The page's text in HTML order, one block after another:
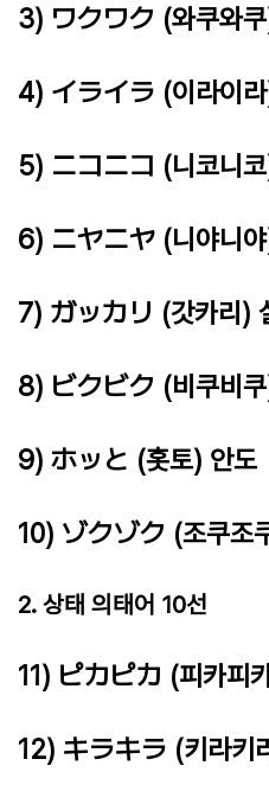
3) ワクワク (와쿠와
4) イライラ (이라이
5) ニコニコ (니코니
6) ニヤニヤ (니야니
7) ガッカリ (갓카리)
8) ビクビク (비쿠비
9) ホッと (홋토) 안도
10) ゾクゾク (조쿠조
2. 상태 의태어 10선
11) ピカピカ (피카피
12) キラキラ (키라키